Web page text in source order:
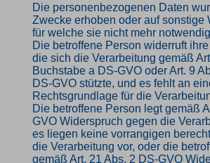
Die personenbezogenen Daten
Zwecke erhoben oder auf sonstige
für welche sie nicht mehr
Die betroffene Person widerruft
die sich die Verarbeitung gemäß
Buchstabe a DS-GVO oder Art. 9
DS-GVO stützte, und es fehlt an
Rechtsgrundlage für die
Die betroffene Person legt gemäß
GVO Widerspruch gegen die
es liegen keine vorrangigen
die Verarbeitung vor, oder die
gemäß Art. 21 Abs. 2 DS-GVO